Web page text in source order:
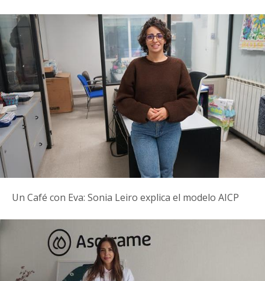
Un Café con Eva: Sonia Leiro explica el modelo AICP